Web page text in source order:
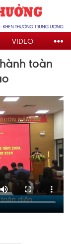
VIDEO
toàn